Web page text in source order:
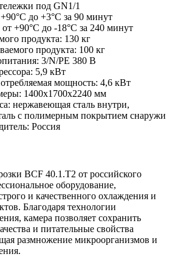
под GN1/1
до +3°С за 90 минут
+90°С до -18°С за 240 минут
продукта: 130 кг
продукта: 100 кг
3/N/PE 380 В
5,9 кВт
мощность: 4,6 кВт
1400х1700х2240 мм
нержавеющая сталь внутри,
с полимерным покрытием снаружи
Россия
ВСF 40.1.T2 от российского
оборудование,
и качественного охлаждения и
Благодаря технологии
камера позволяет сохранить
и питательные свойства
размножение микроорганизмов и